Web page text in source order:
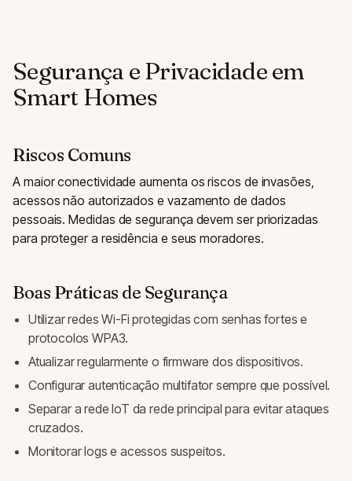
Segurança e Privacidade em
Smart Homes
Riscos Comuns
A maior conectividade aumenta os riscos de invasões,
acessos não autorizados e vazamento de dados
pessoais. Medidas de segurança devem ser priorizadas
para proteger a residência e seus moradores.
Boas Práticas de Segurança
Utilizar redes Wi-Fi protegidas com senhas fortes e
protocolos WPA3.
Atualizar regularmente o firmware dos dispositivos.
Configurar autenticação multifator sempre que possível.
Separar a rede IoT da rede principal para evitar ataques
cruzados.
Monitorar logs e acessos suspeitos.